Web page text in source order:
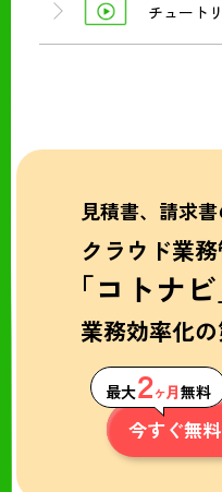
チュート
見積書、請求
クラウド業
「コトナ
業務効率化の
最大２ヶ月無料
今すぐ無